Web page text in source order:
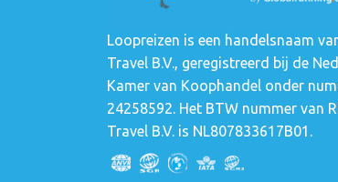
Loopreizen is een handelsnaam
Travel B.V., geregistreerd bij de
Kamer van Koophandel onder
24258592. Het BTW nummer van
Travel B.V. is NL807833617B01.